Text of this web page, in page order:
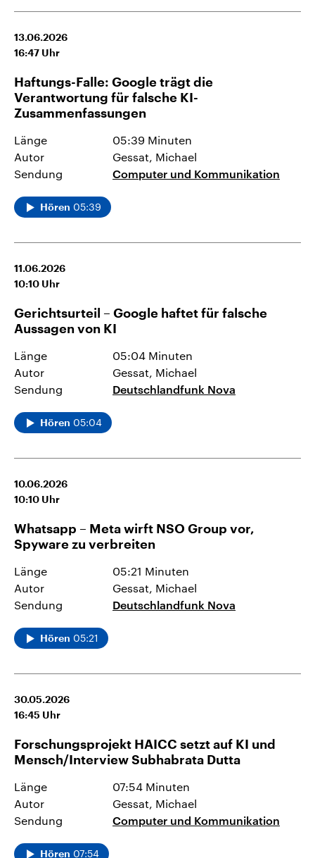
13.06.2026
16:47 Uhr
Haftungs-Falle: Google trägt die
Verantwortung für falsche KI-
Zusammenfassungen
Länge
05:39 Minuten
Autor
Gessat, Michael
Sendung
Computer und Kommunikation
Hören 05:39
11.06.2026
10:10 Uhr
Gerichtsurteil – Google haftet für falsche
Aussagen von KI
Länge
05:04 Minuten
Autor
Gessat, Michael
Sendung
Deutschlandfunk Nova
Hören 05:04
10.06.2026
10:10 Uhr
Whatsapp – Meta wirft NSO Group vor,
Spyware zu verbreiten
Länge
05:21 Minuten
Autor
Gessat, Michael
Sendung
Deutschlandfunk Nova
Hören 05:21
30.05.2026
16:45 Uhr
Forschungsprojekt HAICC setzt auf KI und
Mensch/Interview Subhabrata Dutta
Länge
07:54 Minuten
Autor
Gessat, Michael
Sendung
Computer und Kommunikation
Hören 07:54